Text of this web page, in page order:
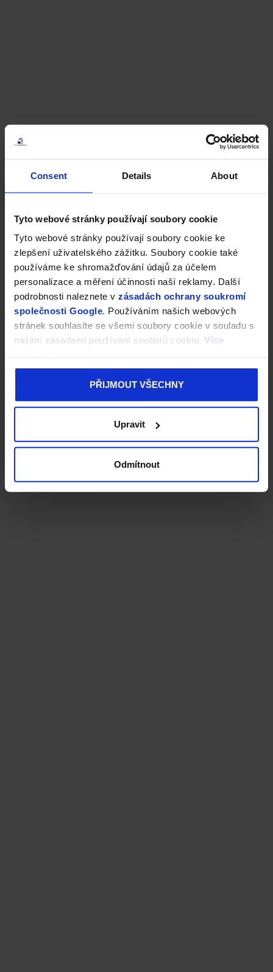
Consent Details About
Tyto webové stránky používají soubory cookie
Tyto webové stránky používají soubory cookie ke
zlepšení uživatelského zážitku. Soubory cookie také
používáme ke shromažďování údajů za účelem
personalizace a měření účinnosti naší reklamy. Další
podrobnosti naleznete v zásadách ochrany soukromí
společnosti Google. Používáním našich webových
stránek souhlasíte se všemi soubory cookie v souladu s
našimi zásadami používání souborů cookie. Více
PŘIJMOUT VŠECHNY
Upravit
Odmítnout